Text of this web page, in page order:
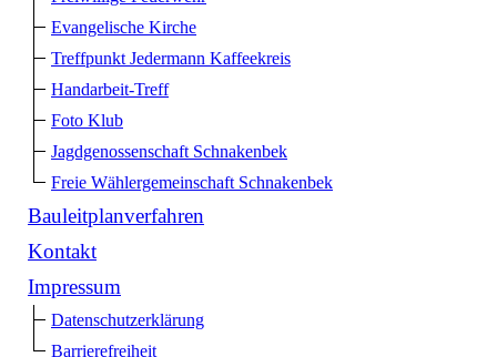
Evangelische Kirche
Treffpunkt Jedermann Kaffeekreis
Handarbeit-Treff
Foto Klub
Jagdgenossenschaft Schnakenbek
Freie Wählergemeinschaft Schnakenbek
Bauleitplanverfahren
Kontakt
Impressum
Datenschutzerklärung
Barrierefreiheit